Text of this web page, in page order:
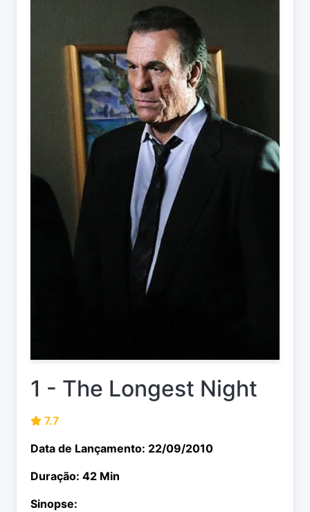
1 - The Longest Night
7.7
Data de Lançamento: 22/09/2010
Duração: 42 Min
Sinopse: